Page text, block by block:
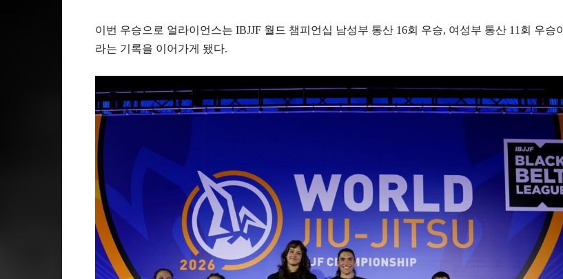
이번 우승으로 얼라이언스는 IBJJF 월드 챔피언십 남성부 통산 16회 우승, 여성부 통산 11회 우승이
라는 기록을 이어가게 됐다.